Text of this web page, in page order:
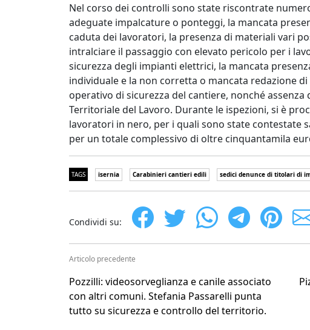
Nel corso dei controlli sono state riscontrate
adeguate impalcature o ponteggi, la mancata
caduta dei lavoratori, la presenza di materiali vari
intralciare il passaggio con elevato pericolo per i
sicurezza degli impianti elettrici, la mancata
individuale e la non corretta o mancata redazione
operativo di sicurezza del cantiere, nonché
Territoriale del Lavoro. Durante le ispezioni, si è
lavoratori in nero, per i quali sono state contestate
per un totale complessivo di oltre cinquantamila
TAGS isernia Carabinieri cantieri edili sedici denunce di titolari di
Condividi su:
Articolo precedente
Pozzilli: videosorveglianza e canile associato
con altri comuni. Stefania Passarelli punta
tutto su sicurezza e controllo del territorio.